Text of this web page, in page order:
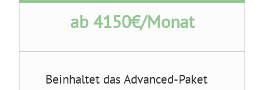
ab 4150€/Monat
Beinhaltet das Advanced-Paket